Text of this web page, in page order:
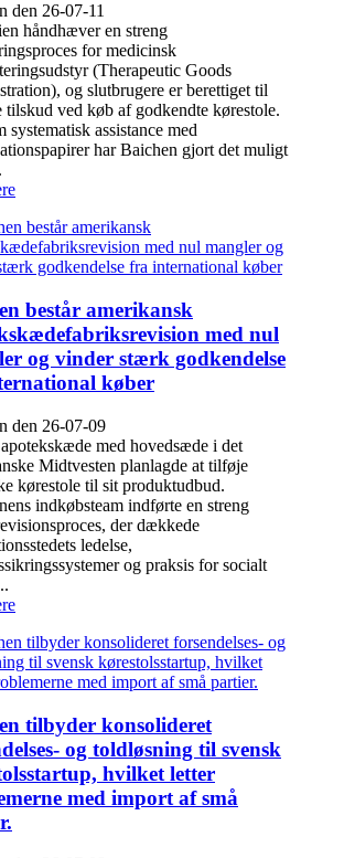
den 26-07-11
håndhæver en streng
for medicinsk
(Therapeutic Goods
og slutbrugere er berettiget til
tilskud ved køb af godkendte kørestole.
systematisk assistance med
har Baichen gjort det muligt
består amerikansk
med nul
og vinder stærk godkendelse
køber
den 26-07-09
med hovedsæde i det
Midtvesten planlagde at tilføje
kørestole til sit produktudbud.
indkøbsteam indførte en streng
der dækkede
ledelse,
og praksis for socialt
tilbyder konsolideret
og toldløsning til svensk
hvilket letter
med import af små